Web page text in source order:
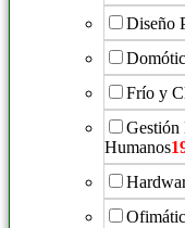
Diseño
Frío y
Gestión
Humanos